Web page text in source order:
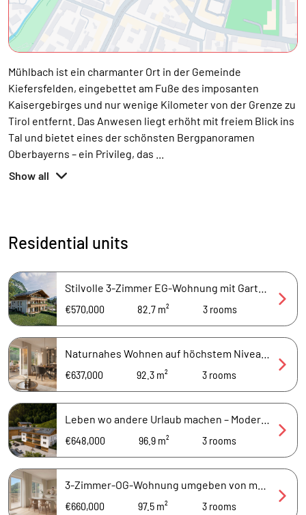
Mühlbach ist ein charmanter Ort in der Gemeinde
Kiefersfelden, eingebettet am Fuße des imposanten
Kaisergebirges und nur wenige Kilometer von der Grenze zu
Tirol entfernt. Das Anwesen liegt erhöht mit freiem Blick ins
Tal und bietet eines der schönsten Bergpanoramen
Oberbayerns – ein Privileg, das
Show all
Residential units
€570,000
82.7 m² 3 rooms
€637,000
92.3 m² 3 rooms
€648,000
96.9 m² 3 rooms
€660,000
97.5 m² 3 rooms